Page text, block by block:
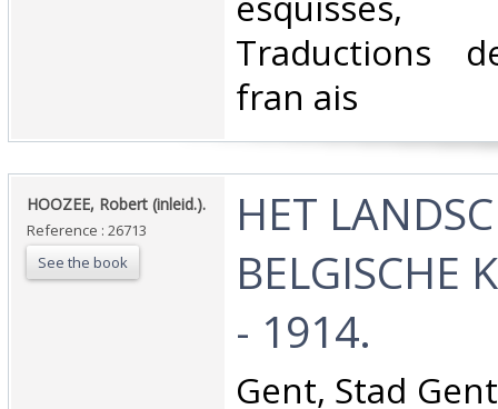
Traductions
fran ais‎
‎HOOZEE, Robert (inleid.).‎
Reference : 26713
See the book
‎HET
BELGISCHE
- 1914.‎
‎Gent, Stad